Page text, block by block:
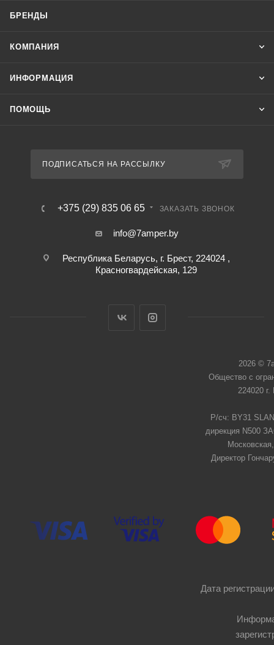
БРЕНДЫ
КОМПАНИЯ
ИНФОРМАЦИЯ
ПОМОЩЬ
ПОДПИСАТЬСЯ НА РАССЫЛКУ
+375 (29) 835 06 65 ЗАКАЗАТЬ ЗВОНОК
info@7amper.by
Республика Беларусь, г. Брест, 224024 ,
Красногвардейская, 129
2026 ©
Общество с
224020
Р/сч: BY31
дирекция N500
Директор
Дата